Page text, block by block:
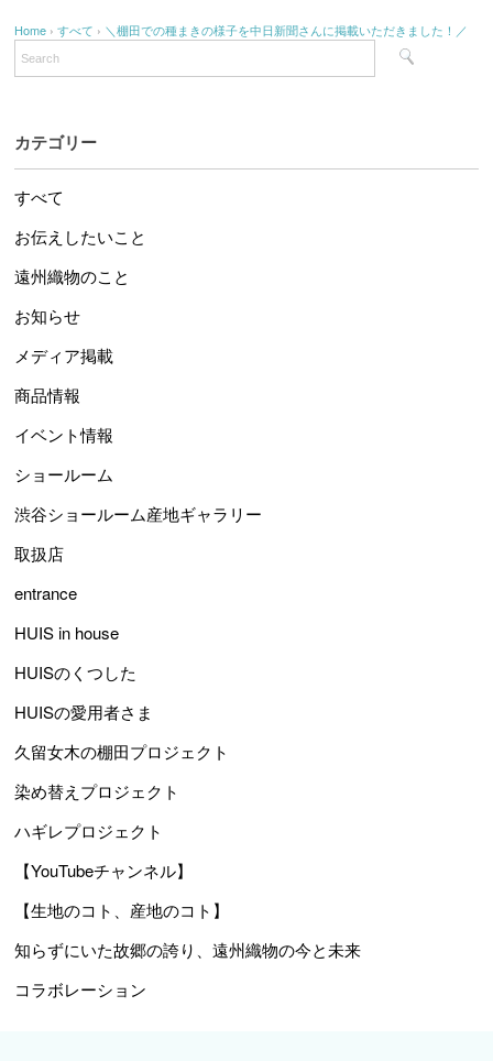
Home ›すべて › ＼棚田での種まきの様子を中日新聞さんに掲載いただきました！／
カテゴリー
すべて
お伝えしたいこと
遠州織物のこと
お知らせ
メディア掲載
商品情報
イベント情報
ショールーム
渋谷ショールーム産地ギャラリー
取扱店
entrance
HUIS in house
HUISのくつした
HUISの愛用者さま
久留女木の棚田プロジェクト
染め替えプロジェクト
ハギレプロジェクト
【YouTubeチャンネル】
【生地のコト、産地のコト】
知らずにいた故郷の誇り、遠州織物の今と未来
コラボレーション